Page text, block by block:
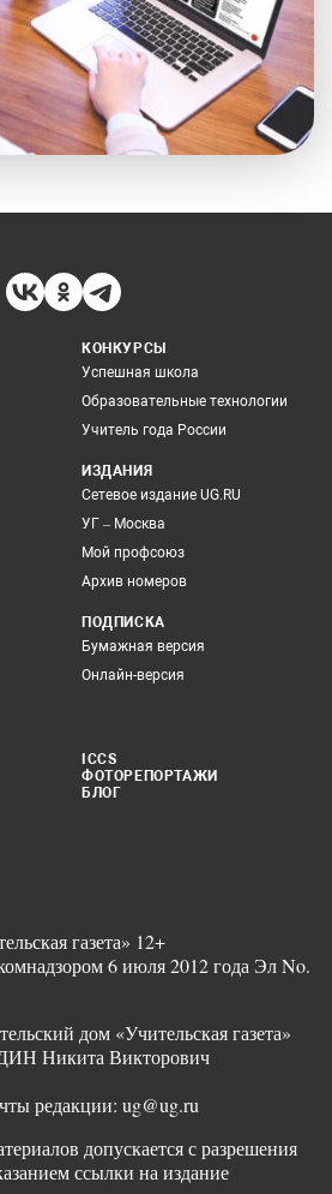
КОНКУРСЫ
Успешная школа
Образовательные технологии
Учитель года России
ИЗДАНИЯ
Сетевое издание UG.RU
УГ – Москва
Мой профсоюз
Архив номеров
ПОДПИСКА
Бумажная версия
Онлайн-версия
ICCS
ФОТОРЕПОРТАЖИ
БЛОГ
газета» 12+
6 июля 2012 года Эл No.
дом «Учительская газета»
Никита Викторович
редакции: ug@ug.ru
допускается с разрешения
ссылки на издание